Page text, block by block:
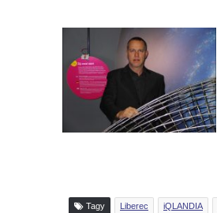
Tagy Liberec iQLANDIA